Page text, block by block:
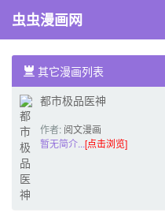
虫虫漫画网
其它漫画列表
都市极品医神
作者: 阅文漫画
暂无简介...[点击浏览]